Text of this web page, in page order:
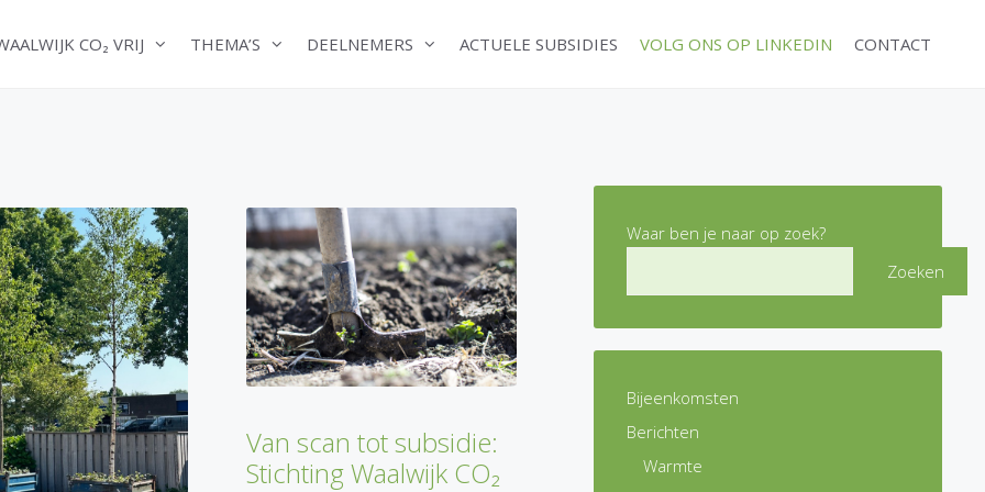
CO₂ VRIJ THEMA’S DEELNEMERS ACTUELE SUBSIDIES VOLG ONS OP LINKEDIN CONTACT
Van scan tot subsidie:
Stichting Waalwijk CO₂
Waar ben je naar op zoek?
Zoeken
Bijeenkomsten
Berichten
Warmte